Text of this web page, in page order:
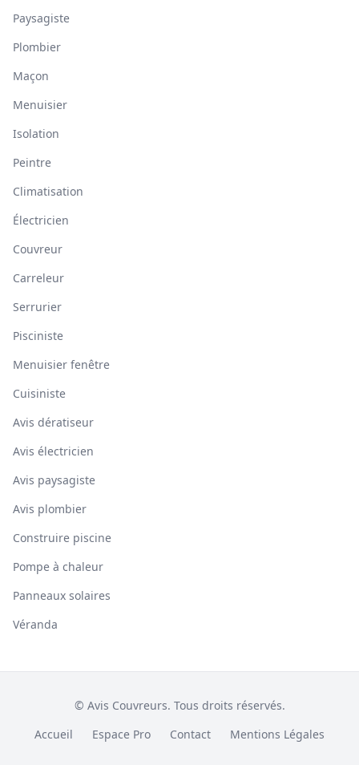
Paysagiste
Plombier
Maçon
Menuisier
Isolation
Peintre
Climatisation
Électricien
Couvreur
Carreleur
Serrurier
Pisciniste
Menuisier fenêtre
Cuisiniste
Avis dératiseur
Avis électricien
Avis paysagiste
Avis plombier
Construire piscine
Pompe à chaleur
Panneaux solaires
Véranda
© Avis Couvreurs. Tous droits réservés.
Accueil
Espace Pro Contact Mentions Légales